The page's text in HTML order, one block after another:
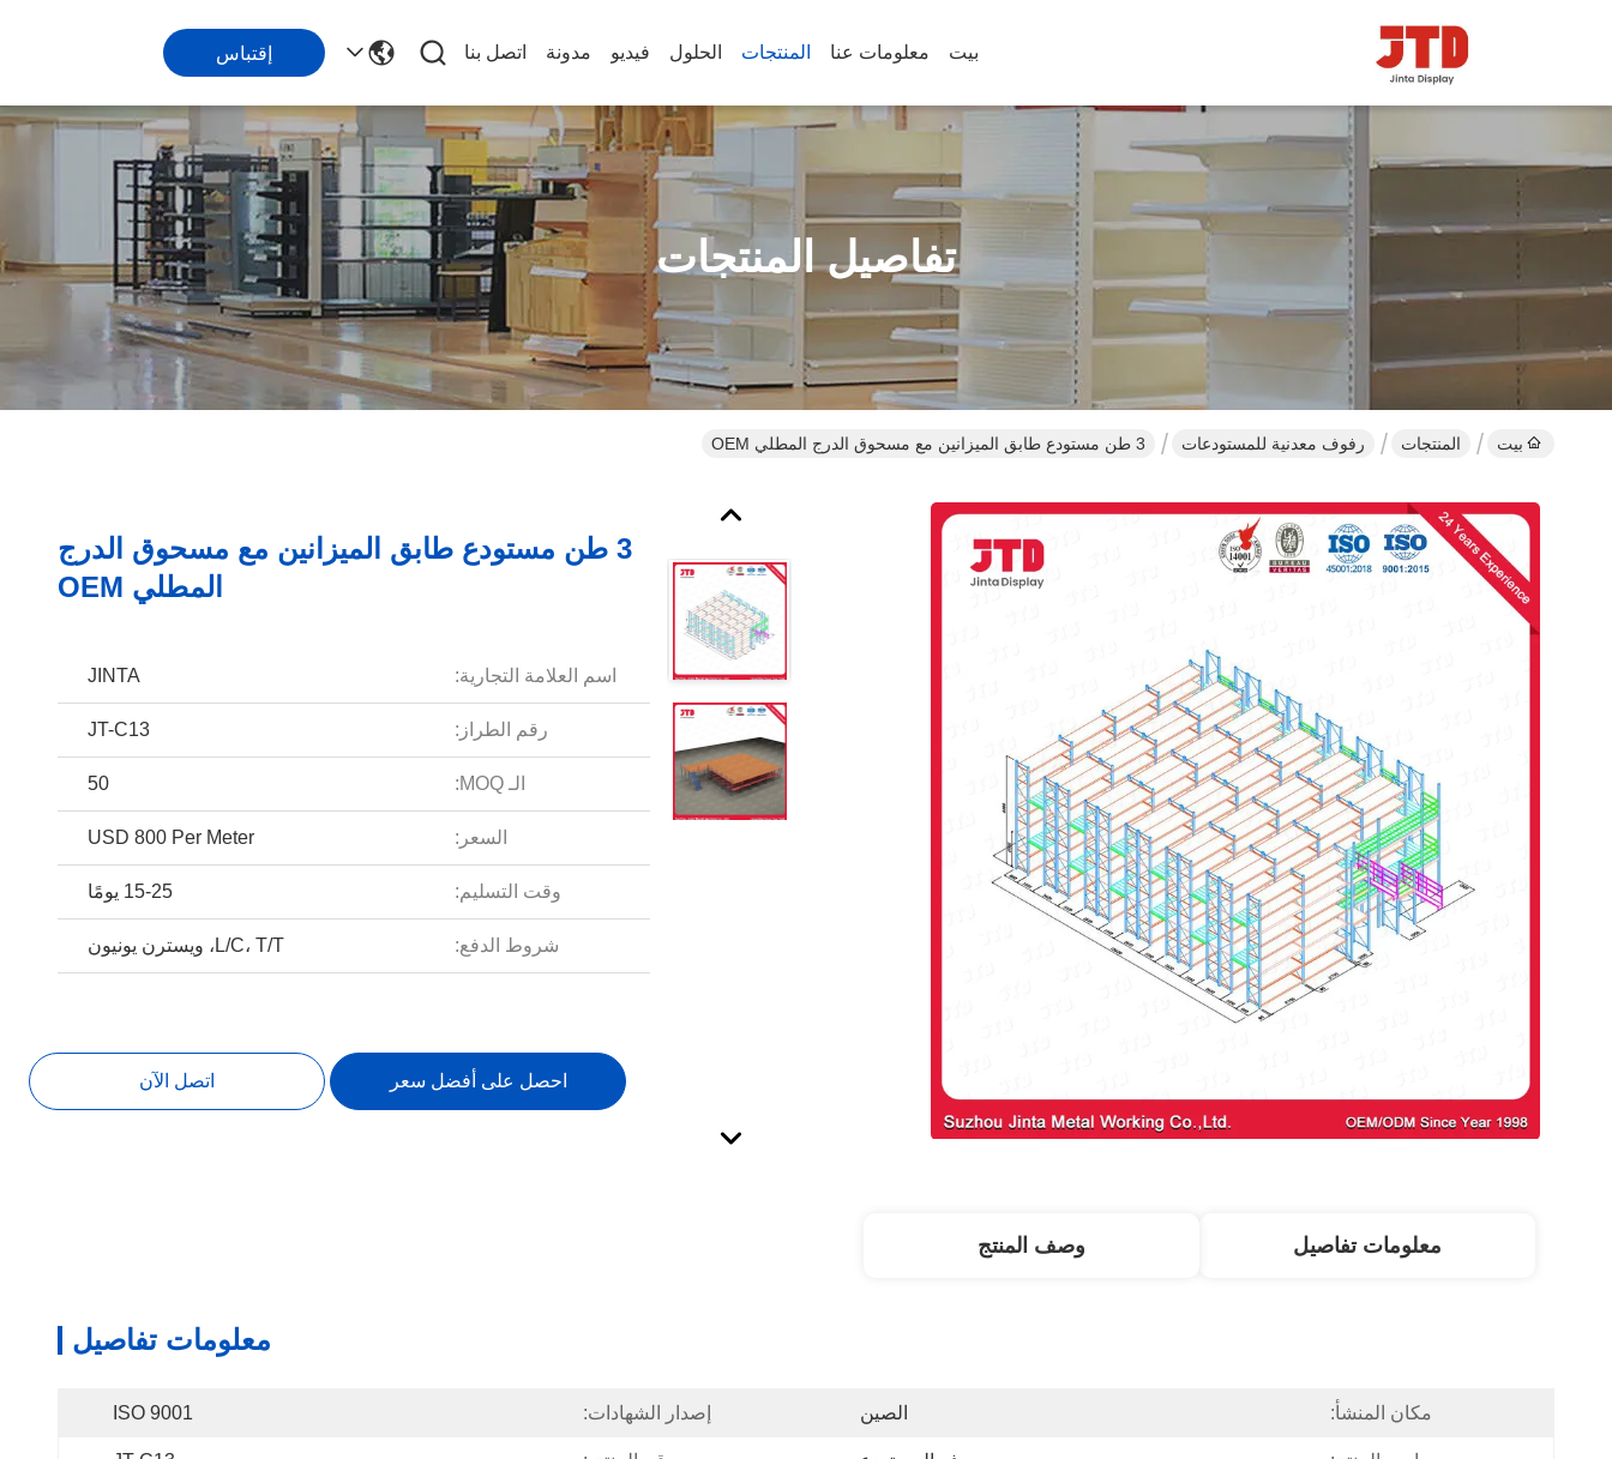
بيت معلومات عنا المنتجات الحلول فيديو مدونة اتصل بنا إقتباس
تفاصيل المنتجات
بيت المنتجات رفوف معدنية للمستودعات 3 طن مستودع طابق الميزانين مع مسحوق الدرج المطلي OEM
3 طن مستودع طابق الميزانين مع مسحوق الدرج
المطلي OEM
اسم العلامة التجارية: JINTA
رقم الطراز: JT-C13
الـ MOQ: 50
السعر: USD 800 Per Meter
وقت التسليم: 15-25 يومًا
شروط الدفع: L/C، T/T، ويسترن يونيون
احصل على أفضل سعر اتصل الآن
معلومات تفاصيل وصف المنتج
معلومات تفاصيل
مكان المنشأ: الصين إصدار الشهادات: ISO 9001